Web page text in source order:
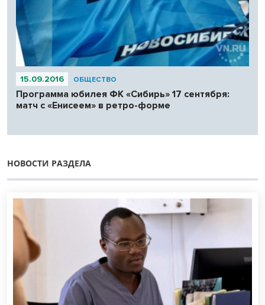
15.09.2016 ОБЩЕСТВО
Программа юбилея ФК «Сибирь» 17 сентября:
матч с «Енисеем» в ретро-форме
НОВОСТИ РАЗДЕЛА